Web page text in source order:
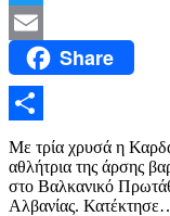
Twitter
Email Share
Μοιραστείτε
Με τρία χρυσά η
αθλήτρια της άρσης
στο Βαλκανικό
Αλβανίας.